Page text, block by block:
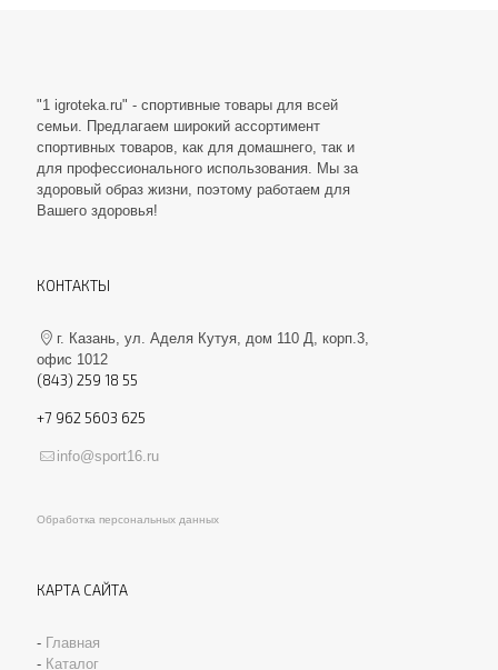
"1 igroteka.ru" - спортивные товары для всей
семьи. Предлагаем широкий ассортимент
спортивных товаров, как для домашнего, так и
для профессионального использования. Мы за
здоровый образ жизни, поэтому работаем для
Вашего здоровья!
КОНТАКТЫ
г. Казань, ул. Аделя Кутуя, дом 110 Д, корп.3,
офис 1012
(843) 259 18 55
+7 962 5603 625
info@sport16.ru
Обработка персональных данных
КАРТА САЙТА
- Главная
- Каталог